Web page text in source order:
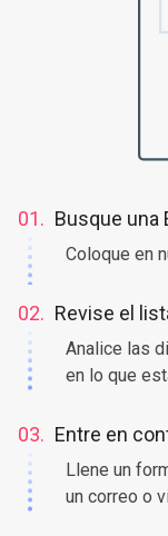
01. Busque una
Coloque en
02. Revise el
Analice las
en lo que
03. Entre en
Llene un
un correo o